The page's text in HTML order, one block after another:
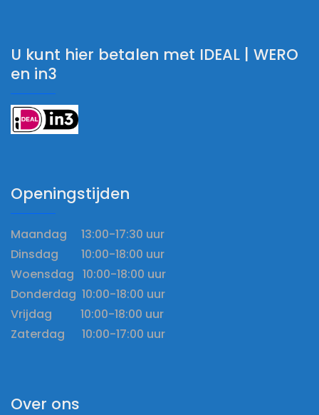
U kunt hier betalen met IDEAL | WERO
en in3
Openingstijden
Maandag 13:00-17:30 uur
Dinsdag 10:00-18:00 uur
Woensdag 10:00-18:00 uur
Donderdag 10:00-18:00 uur
Vrijdag 10:00-18:00 uur
Zaterdag 10:00-17:00 uur
Over ons